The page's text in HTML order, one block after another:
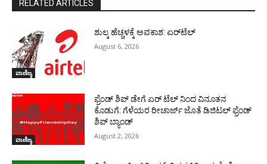
RELATED ARTICLES
ವಾಣಿಜ್ಯ
ಶುಲ್ಕ ಹೆಚ್ಚಳಕ್ಕೆ ಅವಕಾಶ: ಏರ್‌ಟೆಲ್
August 6, 2026
ವಾಣಿಜ್ಯ
ಫ್ರೆಂಡ್ ಶಿಪ್ ಡೇಗೆ ಏರ್‌ ಟೆಲ್‌ ನಿಂದ ವಿನೂತನ
ಕೊಡುಗೆ: ಗೆಳೆಯರ ರೀಚಾರ್ಜ್ ಜೊತೆ ಡಿಜಿಟಲ್ ಫ್ರೆಂಡ್‌
ಶಿಪ್ ಬ್ಯಾಂಡ್
August 2, 2026